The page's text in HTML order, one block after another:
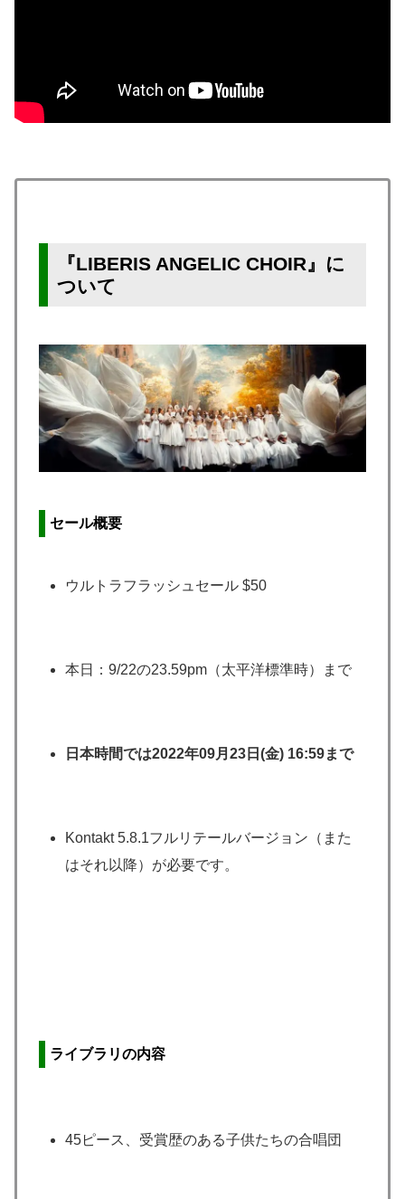
『LIBERIS ANGELIC CHOIR』に
ついて
セール概要
ウルトラフラッシュセール $50
本日：9/22の23.59pm（太平洋標準時）まで
日本時間では2022年09月23日(金) 16:59まで
Kontakt 5.8.1フルリテールバージョン（また
はそれ以降）が必要です。
ライブラリの内容
45ピース、受賞歴のある子供たちの合唱団